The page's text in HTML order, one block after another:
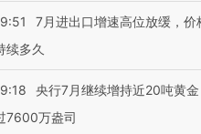
进第四届链博
智科技“链”接产
【特别呈现】寻找
7月进出口增速高位放缓，价
续多久
央行7月继续增持近20吨黄
7600万盎司